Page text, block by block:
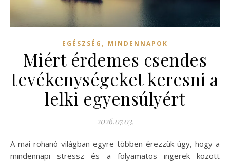
EGÉSZSÉG , MINDENNAPOK
Miért érdemes csendes
tevékenységeket keresni a
lelki egyensúlyért
2026.07.03.
A mai rohanó világban egyre többen érezzük úgy, hogy a
mindennapi stressz és a folyamatos ingerek között